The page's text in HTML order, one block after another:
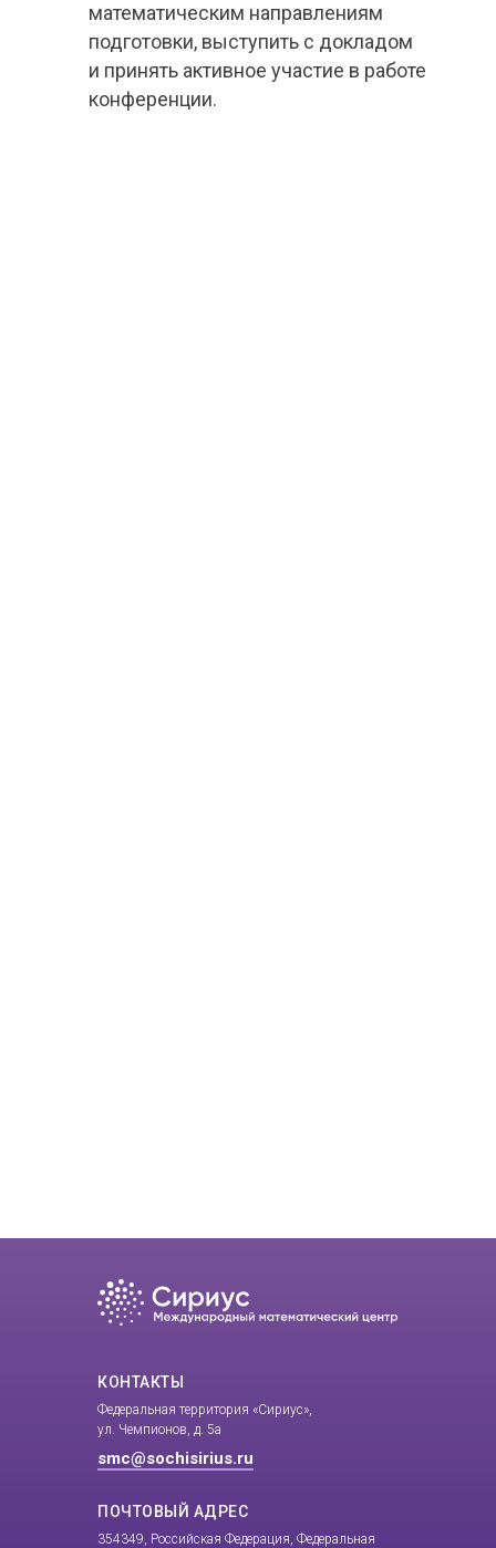
математическим направлениям
подготовки, выступить с докладом
и принять активное участие в работе
конференции.
smc@sochisirius.ru
Федеральная территория «Сириус»,
ул. Чемпионов, д. 5а
КОНТАКТЫ
ПОЧТОВЫЙ АДРЕС
354349, Российская Федерация, Федеральная